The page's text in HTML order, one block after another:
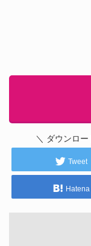
＼ ダウンロ
Tweet
Hatena